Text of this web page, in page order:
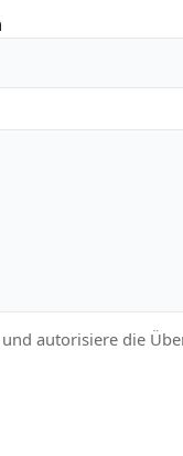
autorisiere die